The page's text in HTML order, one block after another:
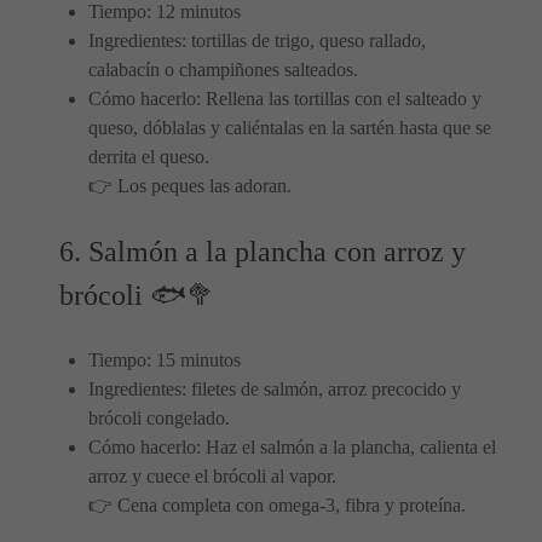
Tiempo: 12 minutos
Ingredientes: tortillas de trigo, queso rallado,
calabacín o champiñones salteados.
Cómo hacerlo: Rellena las tortillas con el salteado y
queso, dóblalas y caliéntalas en la sartén hasta que se
derrita el queso.
👉 Los peques las adoran.
6. Salmón a la plancha con arroz y
brócoli 🐟🥦
Tiempo: 15 minutos
Ingredientes: filetes de salmón, arroz precocido y
brócoli congelado.
Cómo hacerlo: Haz el salmón a la plancha, calienta el
arroz y cuece el brócoli al vapor.
👉 Cena completa con omega-3, fibra y proteína.